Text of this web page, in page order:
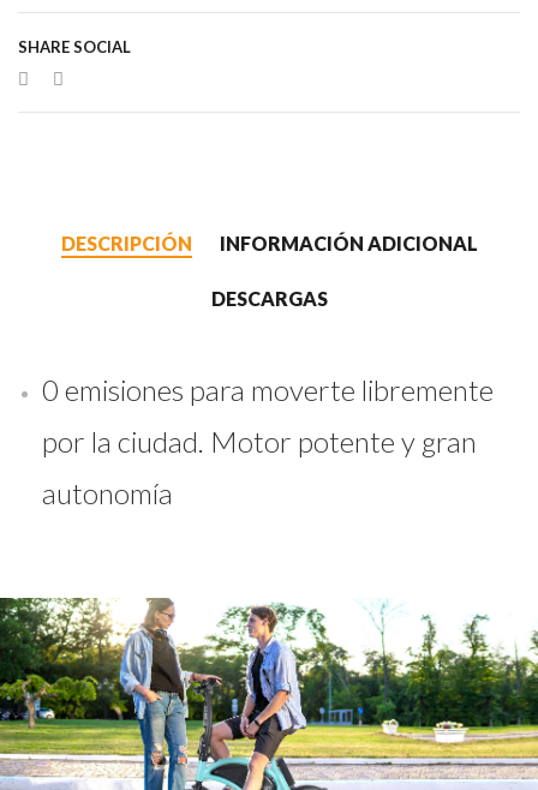
SHARE SOCIAL
DESCRIPCIÓN INFORMACIÓN ADICIONAL
DESCARGAS
0 emisiones para moverte libremente
por la ciudad. Motor potente y gran
autonomía